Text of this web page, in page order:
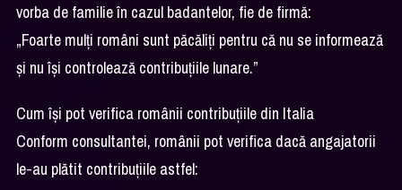
vorba de familie în cazul badantelor, fie de firmă:
„Foarte mulți români sunt păcăliți pentru că nu se informează
și nu își controlează contribuțiile lunare.”
Cum își pot verifica românii contribuțiile din Italia
Conform consultantei, românii pot verifica dacă angajatorii
le-au plătit contribuțiile astfel: